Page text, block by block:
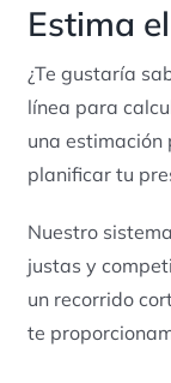
Estima
¿Te gustaría
línea para
una estimación
planificar tu
Nuestro
justas y
un recorrido
te